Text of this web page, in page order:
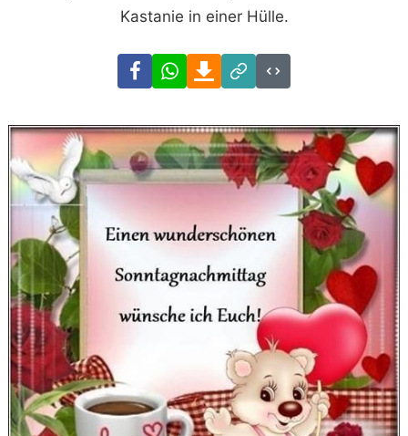
Kastanie in einer Hülle.
FacebookWhatsAppDownload
Link
Code